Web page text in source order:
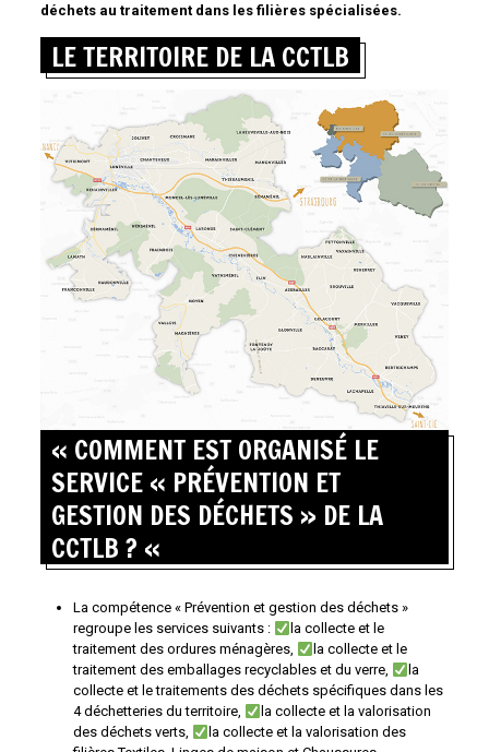
déchets au traitement dans les filières spécialisées.
LE TERRITOIRE DE LA CCTLB
« COMMENT EST ORGANISÉ LE
SERVICE « PRÉVENTION ET
GESTION DES DÉCHETS » DE LA
CCTLB ? «
La compétence « Prévention et gestion des déchets »
regroupe les services suivants :
la collecte et le
traitement des ordures ménagères,
la collecte et le
traitement des emballages recyclables et du verre,
la
collecte et le traitements des déchets spécifiques dans les
4 déchetteries du territoire,
la collecte et la valorisation
des déchets verts,
la collecte et la valorisation des